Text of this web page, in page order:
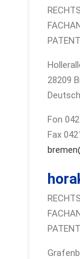
28209
Fon
Fax